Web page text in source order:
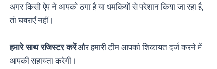
अगर किसी ऐप ने आपको ठगा है या धमकियों से परेशान किया जा रहा है,
तो घबराएँ नहीं।
हमारे साथ रजिस्टर करें,और हमारी टीम आपको शिकायत दर्ज करने में
आपकी सहायता करेगी।